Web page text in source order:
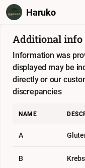
Haruko
Additional info
Information was
displayed may be
directly or our
discrepancies
NAME
A
B